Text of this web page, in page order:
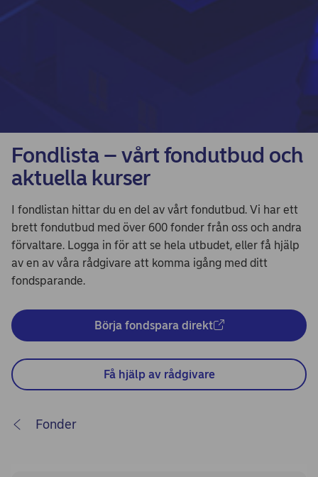
Fondlista – vårt fondutbud och
aktuella kurser
I fondlistan hittar du en del av vårt fondutbud. Vi har ett
brett fondutbud med över 600 fonder från oss och andra
förvaltare. Logga in för att se hela utbudet, eller få hjälp
av en av våra rådgivare att komma igång med ditt
fondsparande.
Börja fondspara direkt
Få hjälp av rådgivare
Fonder